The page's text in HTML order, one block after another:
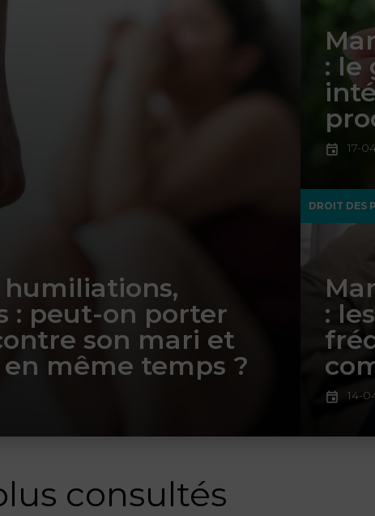
humiliations,
: peut-on porter
son mari et
même temps ?
17-
: le
DROIT DES
14-
:
consultés